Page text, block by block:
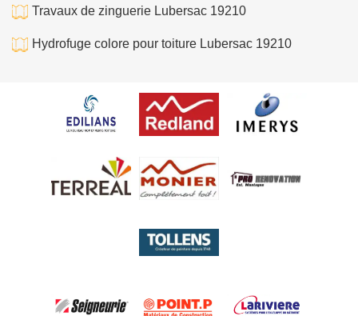
Travaux de zinguerie Lubersac 19210
Hydrofuge colore pour toiture Lubersac 19210